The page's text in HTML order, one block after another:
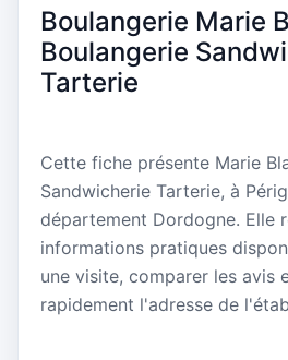
Boulangerie Marie
Boulangerie
Tarterie
Cette fiche présente Marie
Sandwicherie Tarterie, à
département Dordogne. Elle
informations pratiques
une visite, comparer les avis
rapidement l'adresse de